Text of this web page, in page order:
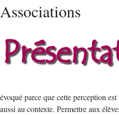
Associations
évoqué parce que cette perception
aussi au contexte. Permettre aux